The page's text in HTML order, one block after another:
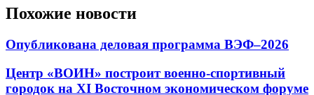
Похожие новости
Опубликована деловая программа ВЭФ–2026
Центр «ВОИН» построит военно-спортивный
городок на XI Восточном экономическом форуме